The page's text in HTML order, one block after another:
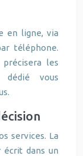
en ligne, via
téléphone.
les
dédié vous
services. La
écrit dans un